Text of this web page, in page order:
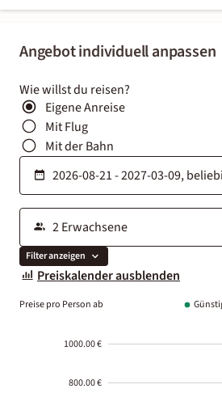
Angebot individuell anpassen
Wie willst du reisen?
Eigene Anreise
Mit Flug
Mit der Bahn
Filter anzeigen
Preiskalender ausblenden
Preise pro Person ab
1000.00 €
800.00 €